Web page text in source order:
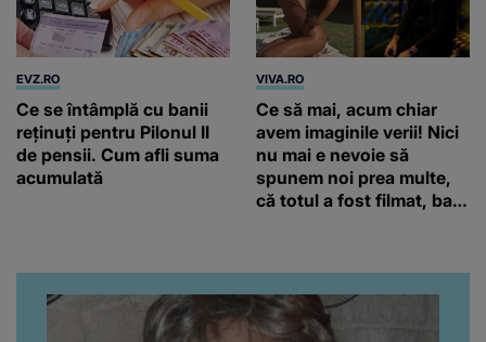
EVZ.RO
Ce se întâmplă cu banii
reținuți pentru Pilonul II
de pensii. Cum afli suma
acumulată
VIVA.RO
Ce să mai, acum chiar
avem imaginile verii! Nici
nu mai e nevoie să
spunem noi prea multe,
că totul a fost filmat, ba
da, frumoasa iubită a lui
Florin Ristei e...